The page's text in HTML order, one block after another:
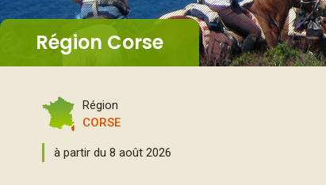
Région Corse
Région
CORSE
à partir du 8 août 2026